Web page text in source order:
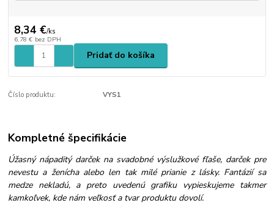
8,34 €/ks
6,78 € bez DPH
Pridať do košíka
Číslo produktu: VYS1
Kompletné špecifikácie
Úžasný nápaditý darček na svadobné výslužkové fľaše, darček pre
nevestu a ženícha alebo len tak milé prianie z lásky. Fantázií sa
medze nekladú, a preto uvedenú grafiku vypieskujeme takmer
kamkoľvek, kde nám veľkosť a tvar produktu dovolí.